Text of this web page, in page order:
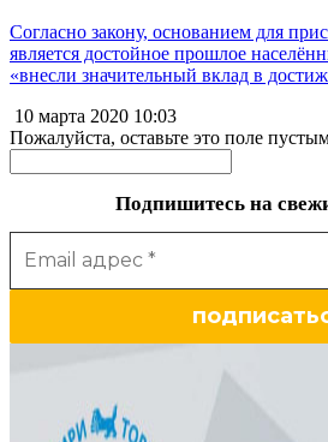
Согласно закону, основанием для
является достойное прошлое
«внесли значительный вклад в
10 марта 2020 10:03
Пожалуйста, оставьте это поле
Подпишитесь на